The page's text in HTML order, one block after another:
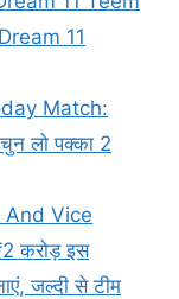
11
Match:
लो पक्का 2
And Vice
करोड़ इस
जल्दी से टीम